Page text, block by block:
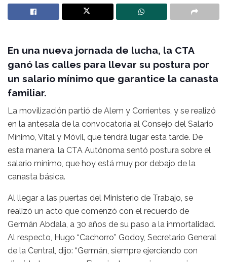
En una nueva jornada de lucha, la CTA
ganó las calles para llevar su postura por
un salario mínimo que garantice la canasta
familiar.
La movilización partió de Alem y Corrientes, y se realizó
en la antesala de la convocatoria al Consejo del Salario
Mínimo, Vital y Móvil, que tendrá lugar esta tarde. De
esta manera, la CTA Autónoma sentó postura sobre el
salario mínimo, que hoy está muy por debajo de la
canasta básica.
Al llegar a las puertas del Ministerio de Trabajo, se
realizó un acto que comenzó con el recuerdo de
Germán Abdala, a 30 años de su paso a la inmortalidad.
Al respecto, Hugo “Cachorro” Godoy, Secretario General
de la Central, dijo: “Germán, siempre ejerciendo con